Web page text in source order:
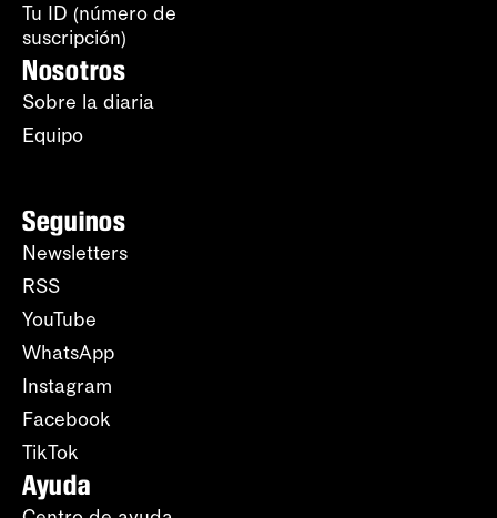
Tu ID (número de
suscripción)
Nosotros
Sobre la diaria
Equipo
Seguinos
Newsletters
RSS
YouTube
WhatsApp
Instagram
Facebook
TikTok
Ayuda